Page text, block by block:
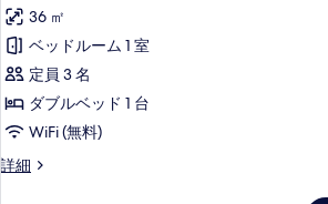
の
写
真
を
表
示
(Bamboo)
の
詳
細
オ
(Desa)
の
す
べ
て
36 ㎡
ベッドルーム 1 室
定員 3 名
ダブルベッド 1 台
WiFi (無料)
詳細
ス